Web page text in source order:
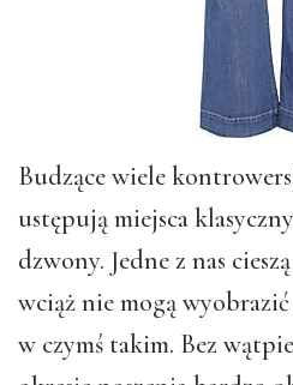
Budzące wiele
ustępują miejsca
dzwony. Jedne z nas
wciąż nie mogą
w czymś takim. Bez